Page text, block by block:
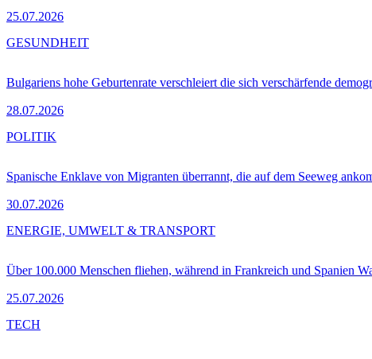
25.07.2026
Bulgariens hohe Geburtenrate verschleiert die sich verschärfende
28.07.2026
GESUNDHEIT
Spanische Enklave von Migranten überrannt, die auf dem Seeweg
30.07.2026
POLITIK
Über 100.000 Menschen fliehen, während in Frankreich und Spanien
25.07.2026
ENERGIE, UMWELT & TRANSPORT
TECH